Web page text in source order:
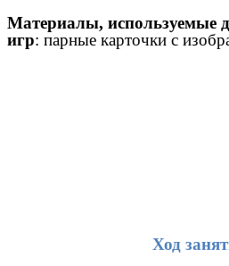
Материалы, используемые
игр: парные карточки с
Ход